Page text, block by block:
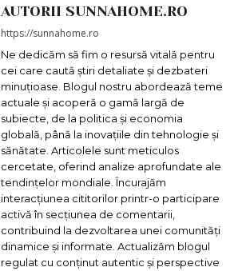
AUTORII SUNNAHOME.RO
https://sunnahome.ro
Ne dedicăm să fim o resursă vitală pentru
cei care caută știri detaliate și dezbateri
minuțioase. Blogul nostru abordează teme
actuale și acoperă o gamă largă de
subiecte, de la politica și economia
globală, până la inovațiile din tehnologie și
sănătate. Articolele sunt meticulos
cercetate, oferind analize aprofundate ale
tendințelor mondiale. Încurajăm
interacțiunea cititorilor printr-o participare
activă în secțiunea de comentarii,
contribuind la dezvoltarea unei comunități
dinamice și informate. Actualizăm blogul
regulat cu conținut autentic și perspective